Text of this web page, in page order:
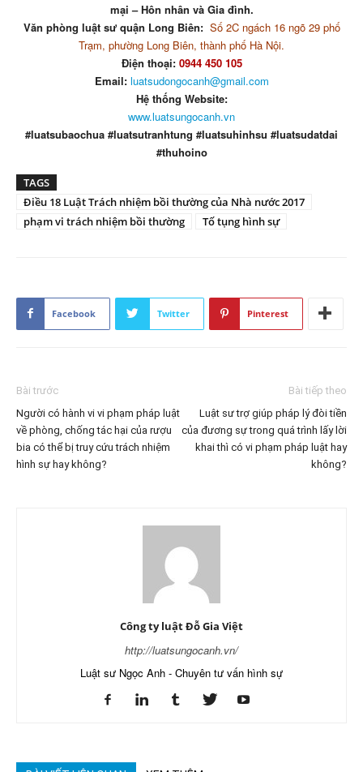
mại – Hôn nhân và Gia đình.
Văn phòng luật sư quận Long Biên: Số 2C ngách 16 ngõ 29 phố
Trạm, phường Long Biên, thành phố Hà Nội.
Điện thoại: 0944 450 105
Email: luatsudongocanh@gmail.com
Hệ thống Website:
www.luatsungocanh.vn
#luatsubaochua #luatsutranhtung #luatsuhinhsu #luatsudatdai
#thuhoino
TAGS
Điều 18 Luật Trách nhiệm bồi thường của Nhà nước 2017
phạm vi trách nhiệm bồi thường
Tố tụng hình sự
Facebook Twitter Pinterest
Bài trước
Người có hành vi vi phạm pháp luật
về phòng, chống tác hại của rượu
bia có thể bị truy cứu trách nhiệm
hình sự hay không?
Bài tiếp theo
Luật sư trợ giúp pháp lý đòi tiền
của đương sự trong quá trình lấy lời
khai thì có vi phạm pháp luật hay
không?
Công ty luật Đỗ Gia Việt
http://luatsungocanh.vn/
Luật sư Ngọc Anh - Chuyên tư vấn hình sự